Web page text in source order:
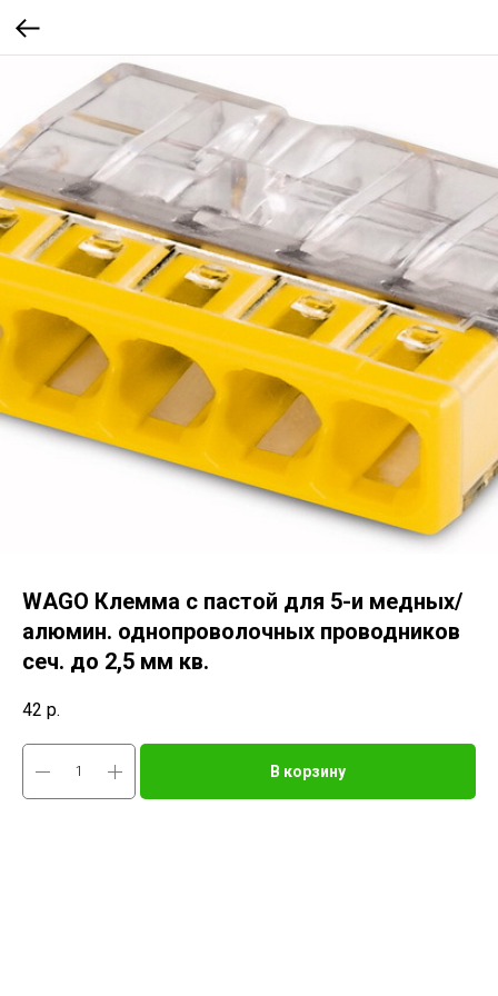
WAGO Клемма с пастой для 5-и медных/
алюмин. однопроволочных проводников
сеч. до 2,5 мм кв.
42 р.
В корзину